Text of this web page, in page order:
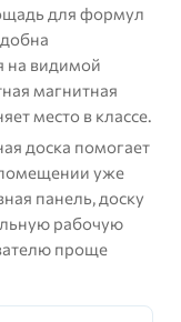
для формул
на видимой
магнитная
место в классе.
доска помогает
помещении уже
панель, доску
рабочую
проще